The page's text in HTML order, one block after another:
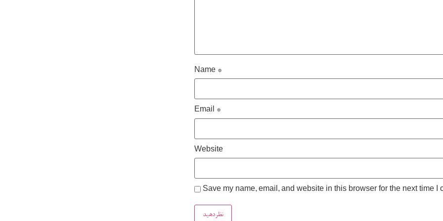
Name *
Email *
Website
Save my name, email, and website in this browser for the next time I